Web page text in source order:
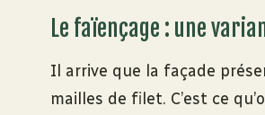
Le faïençage : une
Il arrive que la façade
mailles de filet. C’est ce